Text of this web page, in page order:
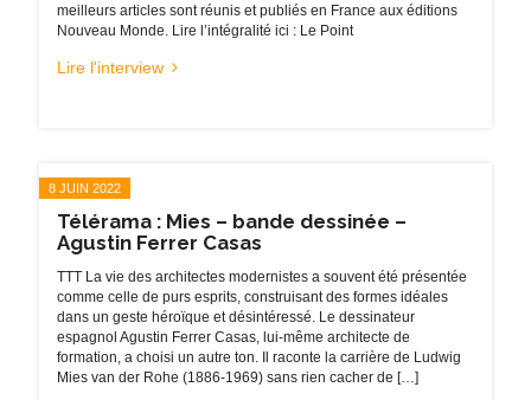
meilleurs articles sont réunis et publiés en France aux éditions
Nouveau Monde. Lire l’intégralité ici : Le Point
Lire l'interview
8 JUIN 2022
Télérama : Mies – bande dessinée –
Agustin Ferrer Casas
TTT La vie des architectes modernistes a souvent été présentée
comme celle de purs esprits, construisant des formes idéales
dans un geste héroïque et désintéressé. Le dessinateur
espagnol Agustin Ferrer Casas, lui-même architecte de
formation, a choisi un autre ton. Il raconte la carrière de Ludwig
Mies van der Rohe (1886-1969) sans rien cacher de […]